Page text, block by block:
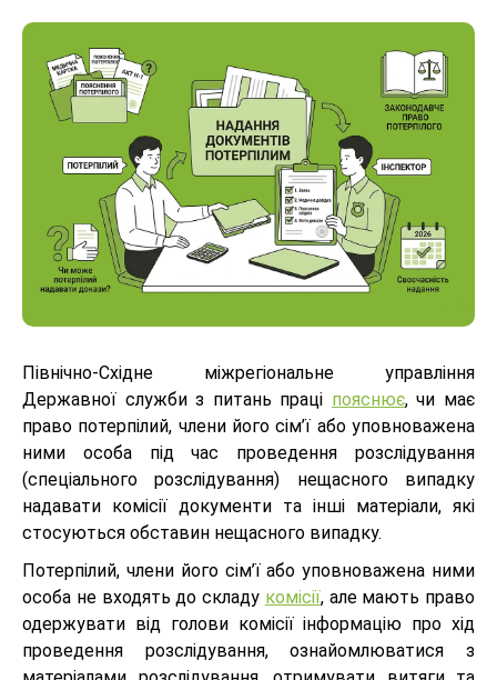
Північно-Східне міжрегіональне управління
Державної служби з питань праці пояснює, чи має
право потерпілий, члени його сім’ї або уповноважена
ними особа під час проведення розслідування
(спеціального розслідування) нещасного випадку
надавати комісії документи та інші матеріали, які
стосуються обставин нещасного випадку.
Потерпілий, члени його сім’ї або уповноважена ними
особа не входять до складу комісії, але мають право
одержувати від голови комісії інформацію про хід
проведення розслідування, ознайомлюватися з